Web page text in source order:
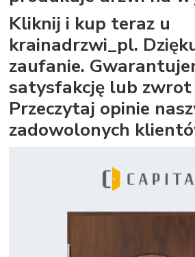
Kliknij i kup teraz u
krainadrzwi_pl.
zaufanie.
satysfakcję lub zwrot
Przeczytaj opinie
zadowolonych